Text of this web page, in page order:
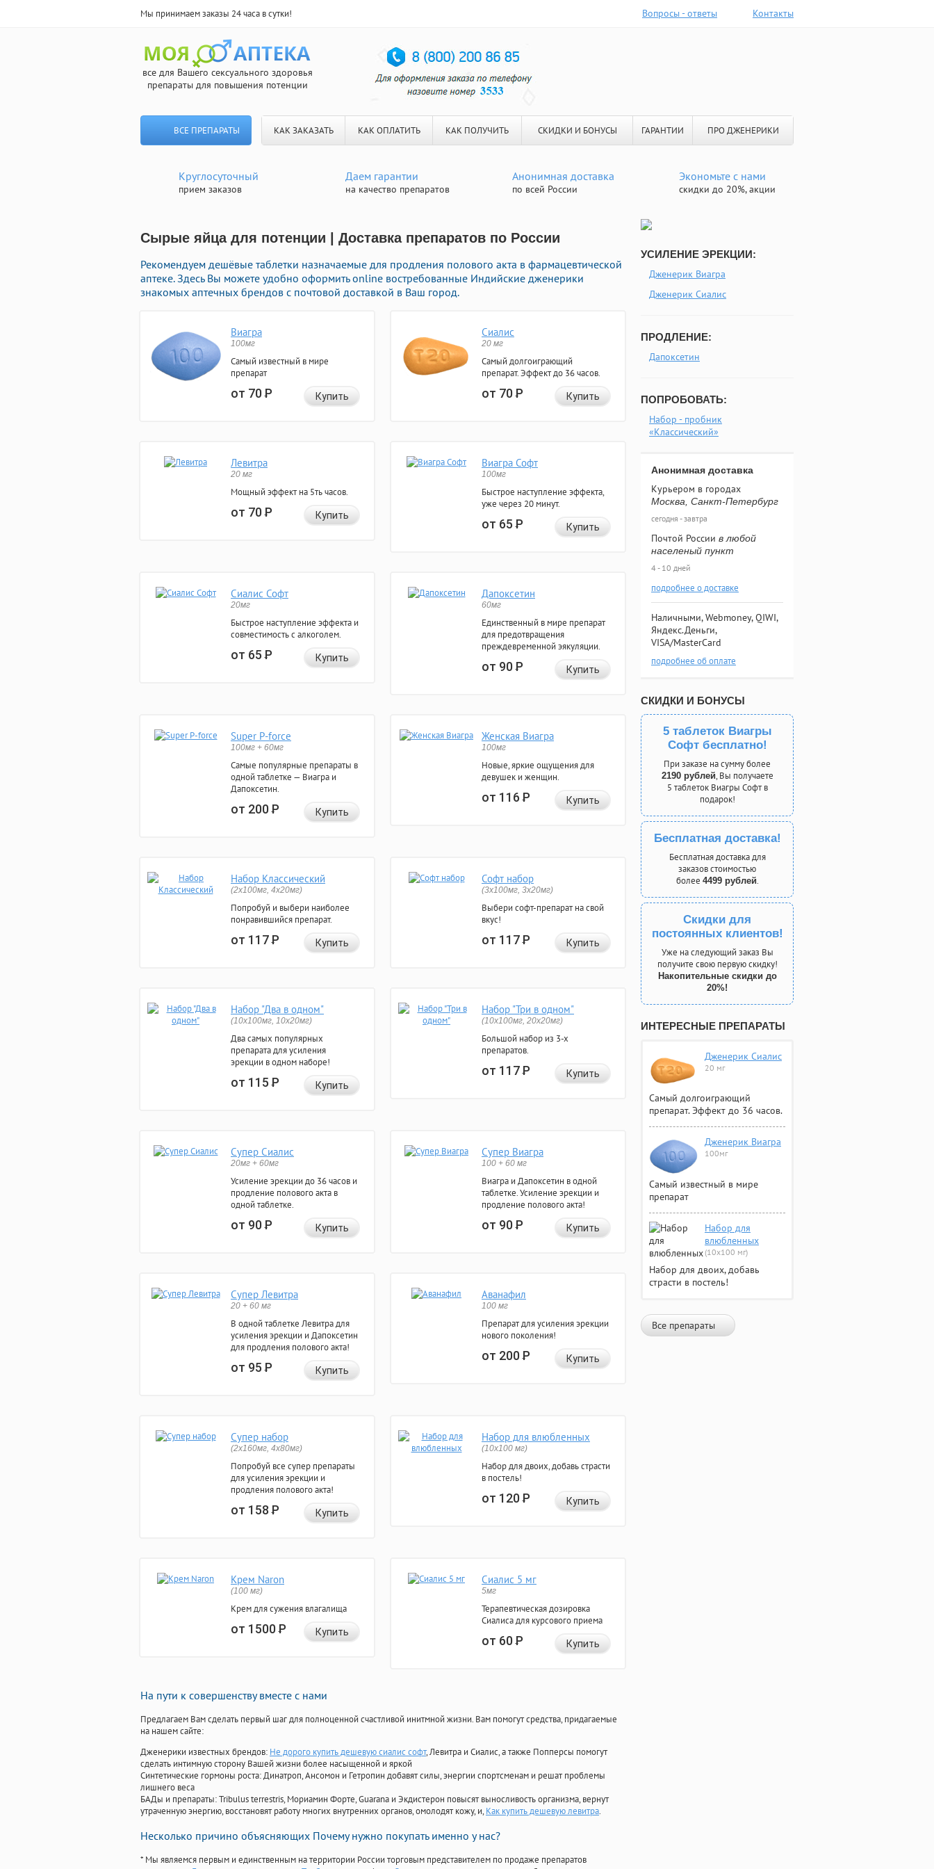
Мы принимаем заказы 24 часа в сутки! Вопросы - ответы Контакты
все для Вашего сексуального здоровья
препараты для повышения потенции
ВСЕ ПРЕПАРАТЫ КАК ЗАКАЗАТЬ КАК ОПЛАТИТЬ КАК ПОЛУЧИТЬ СКИДКИ И БОНУСЫ ГАРАНТИИ ПРО ДЖЕНЕРИКИ
Круглосуточный
прием заказов
Даем гарантии
на качество препаратов
Анонимная доставка
по всей России
Экономьте с нами
скидки до 20%, акции
Сырые яйца для потенции | Доставка препаратов по России
Рекомендуем дешёвые таблетки назначаемые для продления полового акта в фармацевтической
аптеке. Здесь Вы можете удобно оформить online востребованные Индийские дженерики
знакомых аптечных брендов с почтовой доставкой в Ваш город.
Виагра
100мг
Самый известный в мире
препарат
от 70Р Купить
Сиалис
20 мг
Самый долгоиграющий
препарат. Эффект до 36 часов.
от 70Р Купить
Левитра
20 мг
Мощный эффект на 5ть часов.
от 70Р Купить
Виагра Софт
100мг
Быстрое наступление эффекта,
уже через 20 минут.
от 65Р Купить
Сиалис Софт
20мг
Быстрое наступление эффекта и
совместимость с алкоголем.
от 65Р Купить
Дапоксетин
60мг
Единственный в мире препарат
для предотвращения
преждевременной эякуляции.
от 90Р Купить
Super P-force
100мг + 60мг
Самые популярные препараты в
одной таблетке — Виагра и
Дапоксетин.
от 200Р Купить
Женская Виагра
100мг
Новые, яркие ощущения для
девушек и женщин.
от 116Р Купить
Набор Классический
(2x100мг, 4x20мг)
Попробуй и выбери наиболее
понравившийся препарат.
от 117Р Купить
Софт набор
(3x100мг, 3x20мг)
Выбери софт-препарат на свой
вкус!
от 117Р Купить
Набор "Два в одном"
(10x100мг, 10x20мг)
Два самых популярных
препарата для усиления
эрекции в одном наборе!
от 115Р Купить
Набор "Три в одном"
(10x100мг, 20x20мг)
Большой набор из 3-х
препаратов.
от 117Р Купить
Супер Сиалис
20мг + 60мг
Усиление эрекции до 36 часов и
продление полового акта в
одной таблетке.
от 90Р Купить
Супер Виагра
100 + 60 мг
Виагра и Дапоксетин в одной
таблетке. Усиление эрекции и
продление полового акта!
от 90Р Купить
Супер Левитра
20 + 60 мг
В одной таблетке Левитра для
усиления эрекции и Дапоксетин
для продления полового акта!
от 95Р Купить
Аванафил
100 мг
Препарат для усиления эрекции
нового поколения!
от 200Р Купить
Супер набор
(2х160мг, 4х80мг)
Попробуй все супер препараты
для усиления эрекции и
продления полового акта!
от 158Р Купить
Набор для влюбленных
(10х100 мг)
Набор для двоих, добавь страсти
в постель!
от 120Р Купить
Крем Naron
(100 мг)
Крем для сужения влагалища
от 1500Р Купить
Сиалис 5 мг
5мг
Терапевтическая дозировка
Сиалиса для курсового приема
от 60Р Купить
На пути к совершенству вместе с нами
Предлагаем Вам сделать первый шаг для полноценной счастливой инитмной жизни. Вам помогут средства, придагаемые
на нашем сайте:
Дженерики известных брендов: Не дорого купить дешевую сиалис софт, Левитра и Сиалис, а также Попперсы помогут
сделать интимную сторону Вашей жизни более насыщенной и яркой
Синтетические гормоны роста: Динатроп, Ансомон и Гетропин добавят силы, энергии спортсменам и решат проблемы
лишнего веса
БАДы и препараты:Tribulus terrestris, Мориамин Форте, Guarana и Экдистерон повысят выносливость организма, вернут
утраченную энергию, восстановят работу многих внутренних органов, омолодят кожу, и, Как купить дешевую левитра.
Несколько причино объясняющих Почему нужно покупать именно у нас?
* Мы являемся первым и единственным на территории России торговым представителем по продаже препаратов
УСИЛЕНИЕ ЭРЕКЦИИ:
Дженерик Виагра
Дженерик Сиалис
ПРОДЛЕНИЕ:
Дапоксетин
ПОПРОБОВАТЬ:
Набор - пробник
«Классический»
Анонимная доставка
Курьером в городах
Москва, Санкт-Петербург
сегодня - завтра
Почтой России в любой
населеный пункт
4 - 10 дней
подробнее о доставке
Наличными, Webmoney, QIWI,
Яндекс.Деньги,
VISA/MasterCard
подробнее об оплате
СКИДКИ И БОНУСЫ
5 таблеток Виагры
Софт бесплатно!
При заказе на сумму более
2190 рублей, Вы получаете
5 таблеток Виагры Софт в
подарок!
Бесплатная доставка!
Бесплатная доставка для
заказов стоимостью
более 4499 рублей.
Скидки для
постоянных клиентов!
Уже на следующий заказ Вы
получите свою первую скидку!
Накопительные скидки до
20%!
ИНТЕРЕСНЫЕ ПРЕПАРАТЫ
Дженерик Сиалис
20 мг
Самый долгоиграющий
препарат. Эффект до 36 часов.
Дженерик Виагра
100мг
Самый известный в мире
препарат
Набор для
влюбленных
(10х100 мг)
Набор для двоих, добавь
страсти в постель!
Все препараты